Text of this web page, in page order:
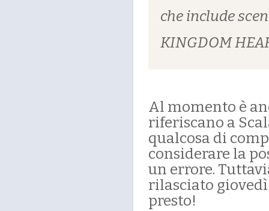
che include
KINGDOM
Al momento è
riferiscano a
qualcosa di
considerare la
un errore.
rilasciato
presto!